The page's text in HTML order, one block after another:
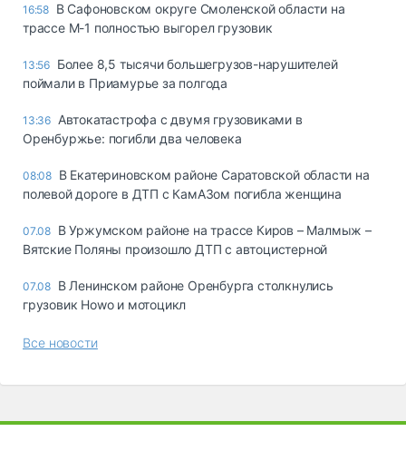
16:58 В Сафоновском округе Смоленской области на
трассе М-1 полностью выгорел грузовик
13:56 Более 8,5 тысячи большегрузов-нарушителей
поймали в Приамурье за полгода
13:36 Автокатастрофа с двумя грузовиками в
Оренбуржье: погибли два человека
08:08 В Екатериновском районе Саратовской области на
полевой дороге в ДТП с КамАЗом погибла женщина
07.08 В Уржумском районе на трассе Киров – Малмыж –
Вятские Поляны произошло ДТП с автоцистерной
07.08 В Ленинском районе Оренбурга столкнулись
грузовик Howo и мотоцикл
Все новости